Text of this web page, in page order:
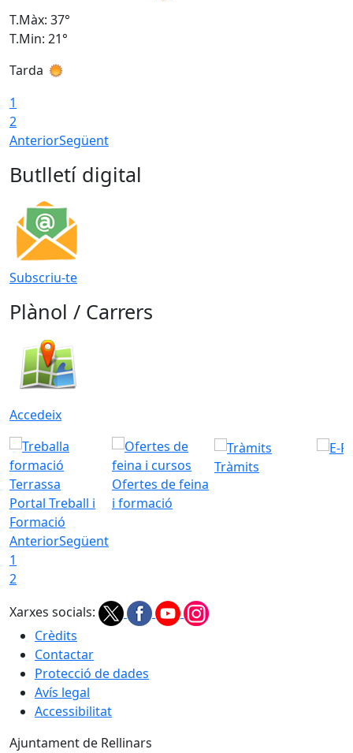
T.Màx: 37°
T.Min: 21°
Tarda
1
2
AnteriorSegüent
Butlletí digital
Subscriu-te
Plànol / Carrers
Accedeix
Portal Treball i
Formació
Ofertes de feina
i formació
Tràmits
AnteriorSegüent
1
2
Xarxes socials:
Crèdits
Contactar
Protecció de dades
Avís legal
Accessibilitat
Ajuntament de Rellinars